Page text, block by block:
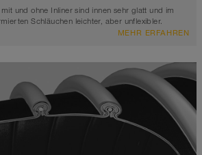
und ohne Inliner sind innen sehr glatt und im
Schläuchen leichter, aber unflexibler.
MEHR ERFAHREN